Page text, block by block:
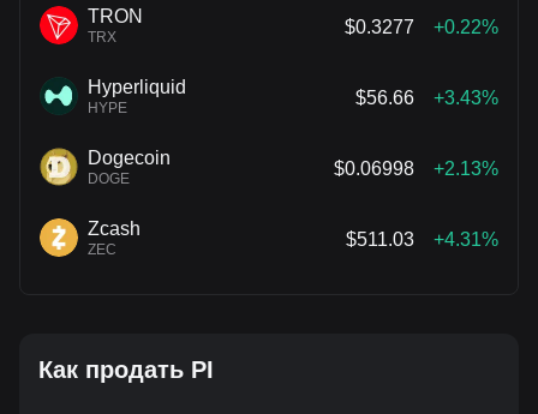
TRON
TRX
$0.3277 +0.22%
Hyperliquid
HYPE
$56.66 +3.43%
Dogecoin
DOGE
$0.06998 +2.13%
Zcash
ZEC
$511.03 +4.31%
Как продать PI